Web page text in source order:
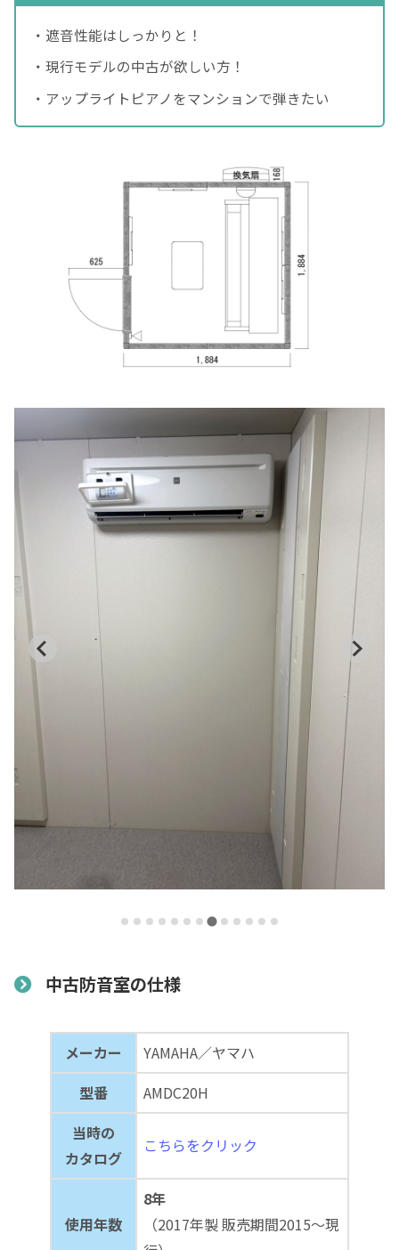
・遮音性能はしっかりと！
・現行モデルの中古が欲しい方！
・アップライトピアノをマンションで弾きたい
中古防音室の仕様
メーカー
YAMAHA／ヤマハ
型番
AMDC20H
当時の
カタログ
こちらをクリック
使用年数
8年
（2017年製 販売期間2015～現